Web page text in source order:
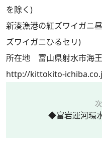
を除く)
新湊漁港の紅ズワイガニ
ズワイガニひるセリ)
所在地 富山県射水市海
http://kittokito-
◆富岩運河環